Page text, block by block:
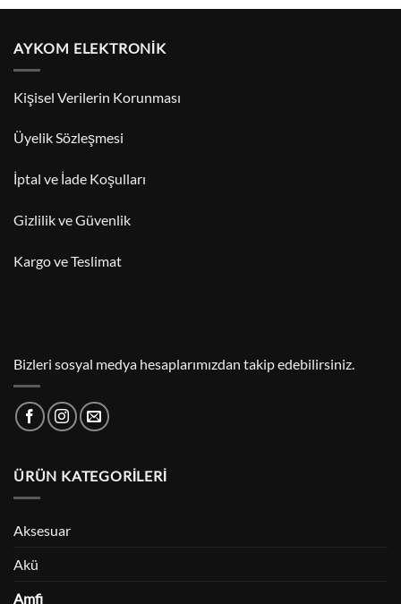
AYKOM ELEKTRONİK
Kişisel Verilerin Korunması
Üyelik Sözleşmesi
İptal ve İade Koşulları
Gizlilik ve Güvenlik
Kargo ve Teslimat
Bizleri sosyal medya hesaplarımızdan takip edebilirsiniz.
ÜRÜN KATEGORILERI
Aksesuar
Akü
Amfi